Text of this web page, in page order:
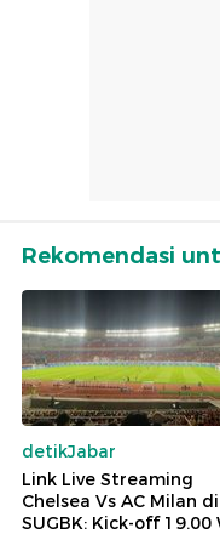
Rekomendasi
detikJabar
Link Live Streaming
Chelsea Vs AC Milan di
SUGBK: Kick-off 19.00